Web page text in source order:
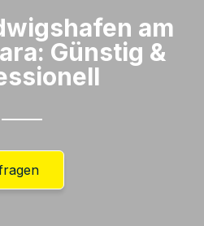
am
Günstig &